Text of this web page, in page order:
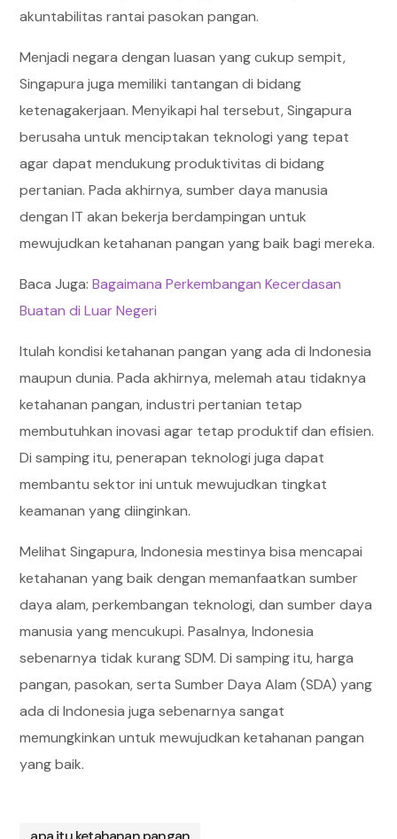
akuntabilitas rantai pasokan pangan.
Menjadi negara dengan luasan yang cukup sempit,
Singapura juga memiliki tantangan di bidang
ketenagakerjaan. Menyikapi hal tersebut, Singapura
berusaha untuk menciptakan teknologi yang tepat
agar dapat mendukung produktivitas di bidang
pertanian. Pada akhirnya, sumber daya manusia
dengan IT akan bekerja berdampingan untuk
mewujudkan ketahanan pangan yang baik bagi mereka.
Baca Juga:Bagaimana Perkembangan Kecerdasan
Buatan di Luar Negeri
Itulah kondisi ketahanan pangan yang ada di Indonesia
maupun dunia. Pada akhirnya, melemah atau tidaknya
ketahanan pangan, industri pertanian tetap
membutuhkan inovasi agar tetap produktif dan efisien.
Di samping itu, penerapan teknologi juga dapat
membantu sektor ini untuk mewujudkan tingkat
keamanan yang diinginkan.
Melihat Singapura, Indonesia mestinya bisa mencapai
ketahanan yang baik dengan memanfaatkan sumber
daya alam, perkembangan teknologi, dan sumber daya
manusia yang mencukupi. Pasalnya, Indonesia
sebenarnya tidak kurang SDM. Di samping itu, harga
pangan, pasokan, serta Sumber Daya Alam (SDA) yang
ada di Indonesia juga sebenarnya sangat
memungkinkan untuk mewujudkan ketahanan pangan
yang baik.